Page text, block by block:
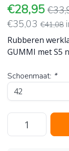
€28,95
€35,03 €41,08
Rubberen
GUMMI met S5
Schoenmaat: *